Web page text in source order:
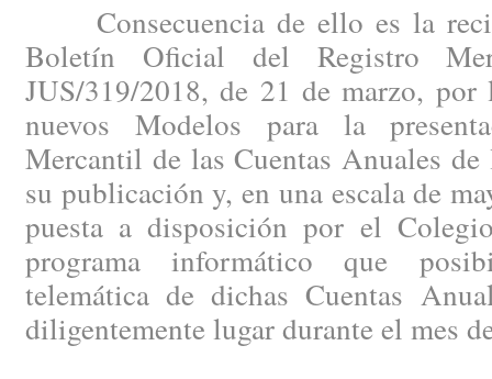
Consecuencia de ello es la
Boletín Oficial del Registro
JUS/319/2018, de 21 de marzo, por
nuevos Modelos para la
Mercantil de las Cuentas Anuales
su publicación y, en una escala de
puesta a disposición por el
programa informático que
telemática de dichas Cuentas
diligentemente lugar durante el mes